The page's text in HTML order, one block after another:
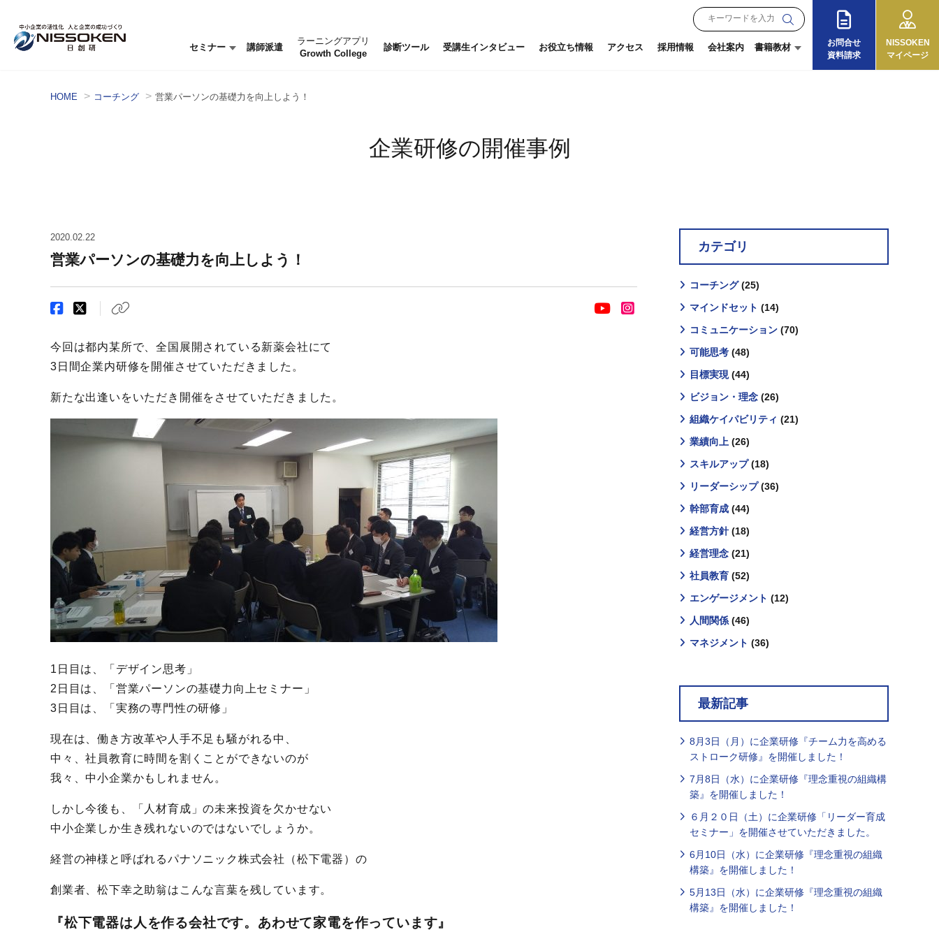
セミナー 講師派遣
ラーニングアプリ
Growth College
診断ツール 受講生インタビュー お役立ち情報 アクセス 採用情報 会社案内 書籍教材
月刊『理念と経営』
オンラインショップ
お問合せ
資料請求
NISSOKEN
マイページ
企業研修の開催事例
HOME コーチング 営業パーソンの基礎力を向上しよう！
2020.02.22
営業パーソンの基礎力を向上しよう！
今回は都内某所で、全国展開されている新薬会社にて
3日間企業内研修を開催させていただきました。
新たな出逢いをいただき開催をさせていただきました。
1日目は、「デザイン思考」
2日目は、「営業パーソンの基礎力向上セミナー」
3日目は、「実務の専門性の研修」
現在は、働き方改革や人手不足も騒がれる中、
中々、社員教育に時間を割くことができないのが
我々、中小企業かもしれません。
しかし今後も、「人材育成」の未来投資を欠かせない
中小企業しか生き残れないのではないでしょうか。
経営の神様と呼ばれるパナソニック株式会社（松下電器）の
創業者、松下幸之助翁はこんな言葉を残しています。
『松下電器は人を作る会社です。あわせて家電を作っています』
カテゴリ
コーチング(25)
マインドセット (14)
コミュニケーション (70)
可能思考 (48)
目標実現(44)
ビジョン・理念 (26)
組織ケイパビリティ (21)
業績向上 (26)
スキルアップ(18)
リーダーシップ(36)
幹部育成 (44)
経営方針(18)
経営理念 (21)
社員教育 (52)
エンゲージメント (12)
人間関係 (46)
マネジメント (36)
最新記事
8月3日（月）に企業研修『チーム力を高める
ストローク研修』を開催しました！
7月8日（水）に企業研修『理念重視の組織構
築』を開催しました！
６月２０日（土）に企業研修「リーダー育成
セミナー」を開催させていただきました。
6月10日（水）に企業研修『理念重視の組織
構築』を開催しました！
5月13日（水）に企業研修『理念重視の組織
構築』を開催しました！